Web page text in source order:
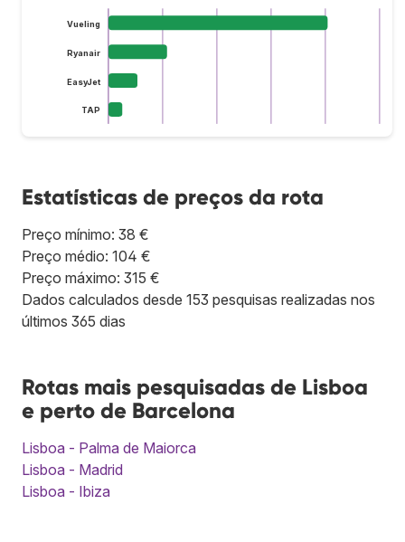
Vueling
Ryanair
EasyJet
TAP
Estatísticas de preços da rota
Preço mínimo: 38 €
Preço médio: 104 €
Preço máximo: 315 €
Dados calculados desde 153 pesquisas realizadas nos
últimos 365 dias
Rotas mais pesquisadas de Lisboa
e perto de Barcelona
Lisboa - Palma de Maiorca
Lisboa - Madrid
Lisboa - Ibiza